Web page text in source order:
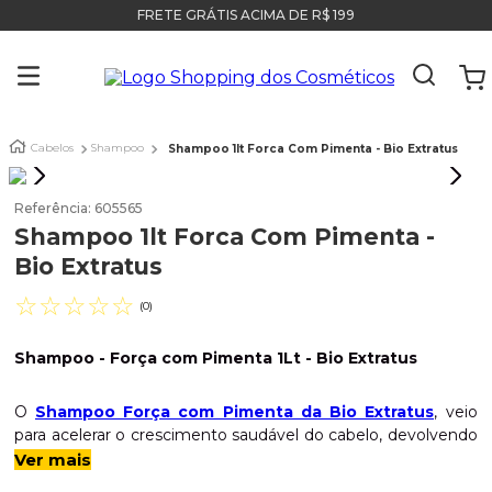
FRETE GRÁTIS ACIMA DE R$ 199
Cabelos Shampoo Shampoo 1lt Forca Com Pimenta - Bio Extratus
Referência: 605565
Shampoo 1lt Forca Com Pimenta -
Bio Extratus
☆☆☆☆☆ (0)
Shampoo - Força com Pimenta 1Lt - Bio Extratus
O Shampoo Força com Pimenta da Bio Extratus, veio
para acelerar o crescimento saudável do cabelo, devolvendo
o brilho e a vitalidade aos fios enfraquecidos. Ele promove
Ver mais